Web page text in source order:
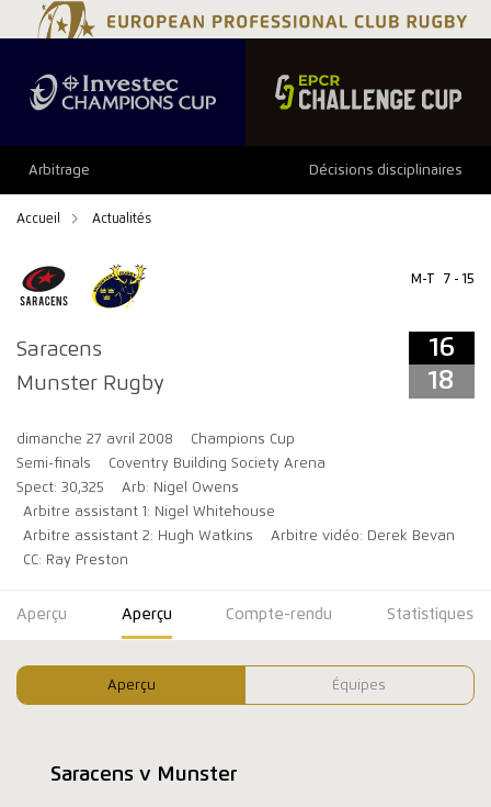
Arbitrage Décisions disciplinaires
Accueil Actualités
Saracens
Munster Rugby
M-T 7 - 15
16
18
dimanche 27 avril 2008
Champions Cup
Semi-finals
Coventry Building Society Arena
Spect: 30,325
Arb: Nigel Owens
Arbitre assistant 1: Nigel Whitehouse
Arbitre assistant 2: Hugh Watkins
Arbitre vidéo: Derek Bevan
CC: Ray Preston
16 18
Aperçu Aperçu Compte-rendu Statistiques
Aperçu Équipes
Saracens v Munster